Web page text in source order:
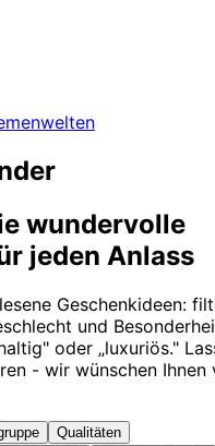
wundervolle
jeden Anlass
Geschenkideen:
und
oder „luxuriös."
- wir wünschen Ihnen
Qualitäten